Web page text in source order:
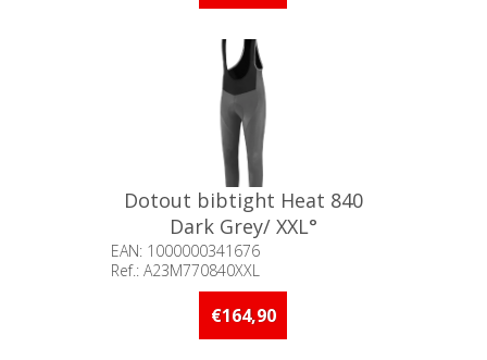
Dotout bibtight Heat 840
Dark Grey/ XXL°
EAN: 1000000341676
Ref.: A23M770840XXL
Beschikbaarheid:: Minder dan 5
stuks op voorraad
€164,90